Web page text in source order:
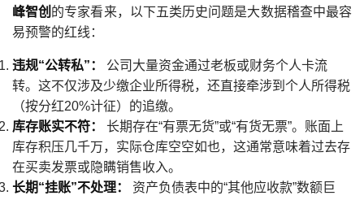
峰智创 的专家看来，以下五类历史问题是大数据稽查中最容
易预警的红线：
违规“公转私”：
公司大量资金通过老板或财务个人卡流
转。这不仅涉及少缴企业所得税，还直接牵涉到个人所得税
（按分红20%计征）的追缴。
库存账实不符：
长期存在“有票无货”或“有货无票”。账面上
库存积压几千万，实际仓库空空如也，这通常意味着过去存
在买卖发票或隐瞒销售收入。
长期“挂账”不处理：
资产负债表中的“其他应收款”数额巨